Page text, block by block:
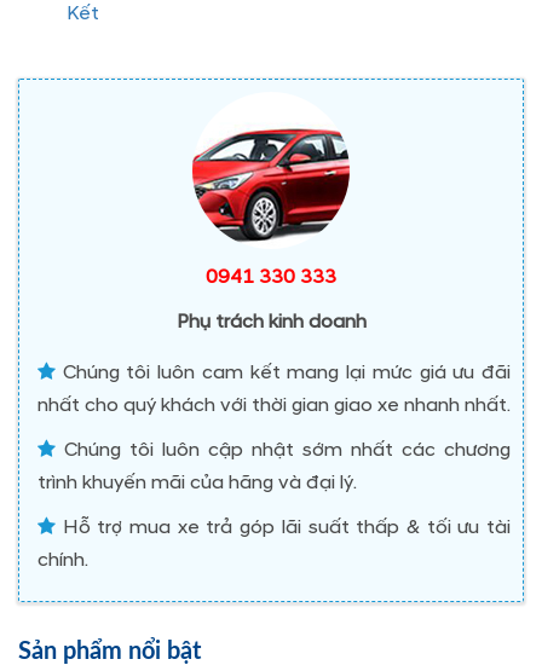
Kết
0941 330 333
Phụ trách kinh doanh
Chúng tôi luôn cam kết mang lại mức giá ưu đãi
nhất cho quý khách với thời gian giao xe nhanh nhất.
Chúng tôi luôn cập nhật sớm nhất các chương
trình khuyến mãi của hãng và đại lý.
Hỗ trợ mua xe trả góp lãi suất thấp & tối ưu tài
chính.
Sản phẩm nổi bật